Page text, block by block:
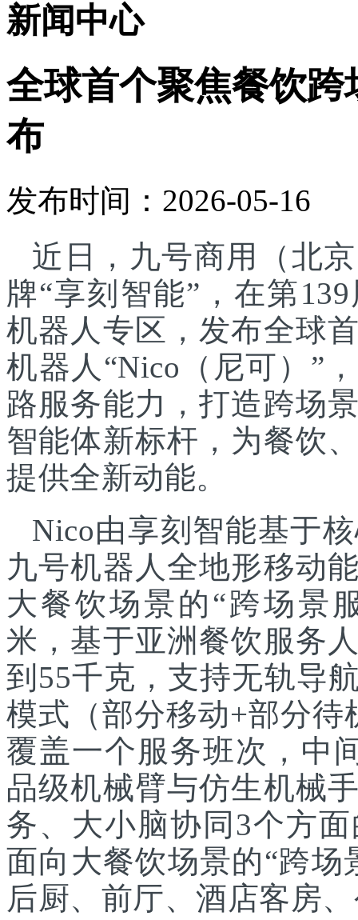
新闻中心
全球首个聚焦餐饮
布
发布时间：2026-05-16
近日，九号商用（北
牌“享刻智能”，在第
机器人专区，发布全球
机器人“Nico（尼可）”
路服务能力，打造跨场
智能体新标杆，为餐饮
提供全新动能。
Nico由享刻智能基于
九号机器人全地形移动
大餐饮场景的“跨场景
米，基于亚洲餐饮服务
到55千克，支持无轨导
模式（部分移动+部分待
覆盖一个服务班次，中
品级机械臂与仿生机械
务、大小脑协同3个方
面向大餐饮场景的“跨
后厨、前厅、酒店客房